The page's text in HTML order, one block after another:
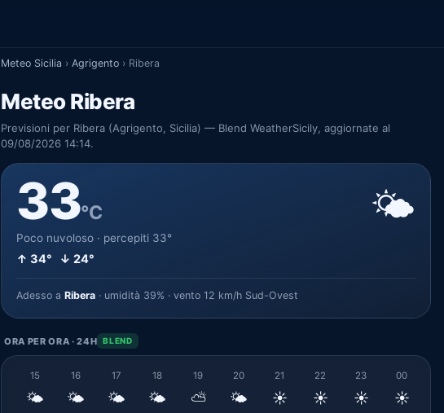
Meteo Sicilia › Agrigento › Ribera
Meteo Ribera
Previsioni per Ribera (Agrigento, Sicilia) — Blend WeatherSicily, aggiornate al
09/08/2026 14:14.
33°C
Poco nuvoloso · percepiti 33°
↑ 34° ↓ 24°
🌤️
Adesso a Ribera · umidità 39% · vento 12 km/h Sud-Ovest
ORA PER ORA · 24H BLEND
15
🌤️
16
🌤️
17
🌤️
18
🌤️
19
⛅
20
🌤️
21
☀️
22
☀️
23
☀️
00
☀️